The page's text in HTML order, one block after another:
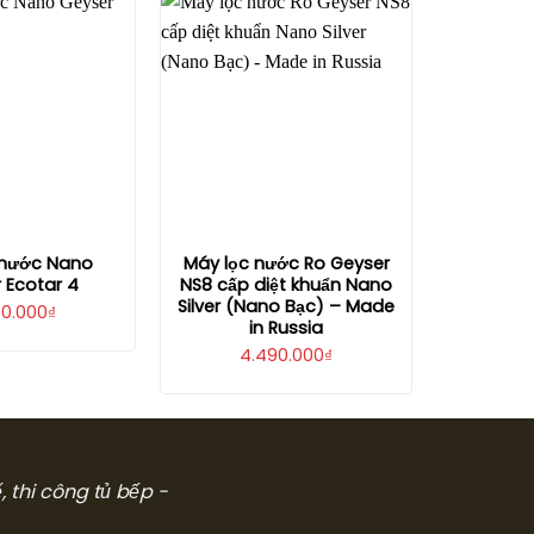
2.800.000₫.
Nano
Ecotar 4
₫
Máy lọc nước Ro Geyser
NS8 cấp diệt khuẩn Nano
Silver (Nano Bạc) – Made
in Russia
4.490.000₫
thi công tủ bếp -